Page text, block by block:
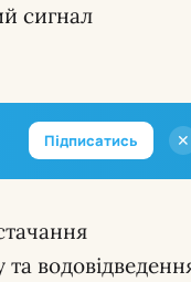
сигнал
✕
Підписатись